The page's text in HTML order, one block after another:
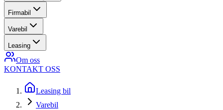
Firmabil
Varebil
Leasing
Om oss
KONTAKT OSS
Leasing bil
Varebil